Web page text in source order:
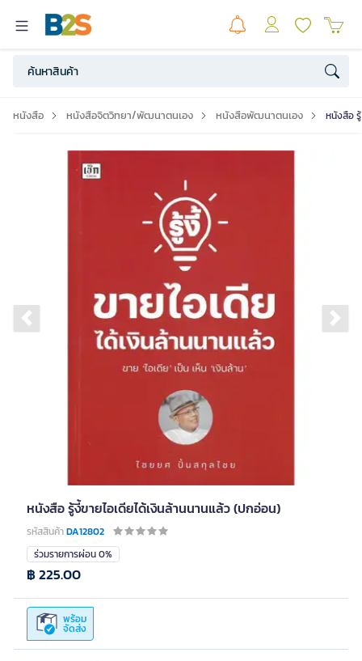
หนังสือ หนังสือจิตวิทยา/พัฒนาตนเอง หนังสือพัฒนาตนเอง หนังสือ
Previous slide
หนังสือ รู้งี้ขายไอเดียได้เงินล้านนานแล้ว (ปกอ่อน)
รหัสสินค้าDA12802
ร่วมรายการผ่อน 0%
พร้อม
จัดส่ง
฿ 225.00